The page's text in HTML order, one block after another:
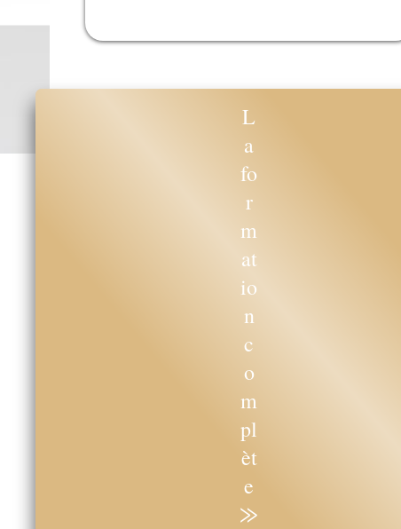
L
a
fo
r
m
at
io
n
c
o
m
pl
èt
e
⨠